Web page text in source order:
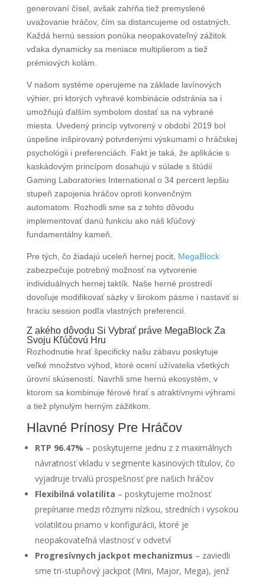
generovaní čísel, avšak zahŕňa tiež premyslené
uvažovanie hráčov, čím sa distancujeme od ostatných.
Každá hernú session ponúka neopakovateľný zážitok
vďaka dynamicky sa meniace multiplierom a tiež
prémiových kolám.
V našom systéme operujeme na základe lavínových
výhier, pri ktorých vyhravé kombinácie odstránia sa i
umožňujú ďalším symbolom dostať sa na vybrané
miesta. Uvedený princíp vytvorený v období 2019 bol
úspešne inšpirovaný potvrdenými výskumami o hráčskej
psychológii i preferenciách. Fakt je taká, že aplikácie s
kaskádovým princípom dosahujú v súlade s štúdií
Gaming Laboratories International o 34 percent lepšiu
stupeň zapojenia hráčov oproti konvenčným
automatom. Rozhodli sme sa z tohto dôvodu
implementovať danú funkciu ako náš kľúčový
fundamentálny kameň.
Pre tých, čo žiadajú uceleň hernej pocit, MegaBlock
zabezpečuje potrebný možnosť na vytvorenie
individuálnych hernej taktík. Naše herné prostredí
dovoľuje modifikovať sázky v širokom pásme i nastaviť si
hraciu session podľa vlastných preferencií.
Z akého dôvodu Si Vybrať práve MegaBlock Za
Svoju Kľúčovú Hru
Rozhodnutie hrať špecificky našu zábavu poskytuje
veľké množstvo výhod, ktoré ocení užívatelia všetkých
úrovní skúseností. Navrhli sme hernú ekosystém, v
ktorom sa kombinuje férové hrať s atraktívnymi výhrami
a tiež plynulým herným zážitkom.
Hlavné Prínosy Pre Hráčov
RTP 96.47% – poskytujeme jednu z z maximálnych
návratnosť vkladu v segmente kasinových títulov, čo
vyjadruje trvalú prospešnosť pre našich hráčov
Flexibilná volatilita – poskytujeme možnosť
prepínanie medzi rôznymi nízkou, stredních i vysokou
volatilitou priamo v konfigurácii, ktoré je
neopakovateľná vlastnosť v odvetví
Progresívnych jackpot mechanizmus – zaviedli
sme tri-stupňový jackpot (Mini, Major, Mega), jenž